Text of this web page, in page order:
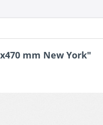
mm New York"